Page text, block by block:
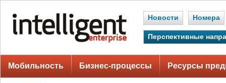
Новости Номера
Перспективные
Мобильность Бизнес-процессы Ресурсы